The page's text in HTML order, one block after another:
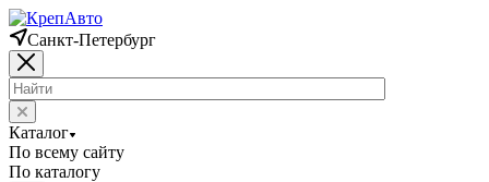
Санкт-Петербург
Каталог
По всему сайту
По каталогу